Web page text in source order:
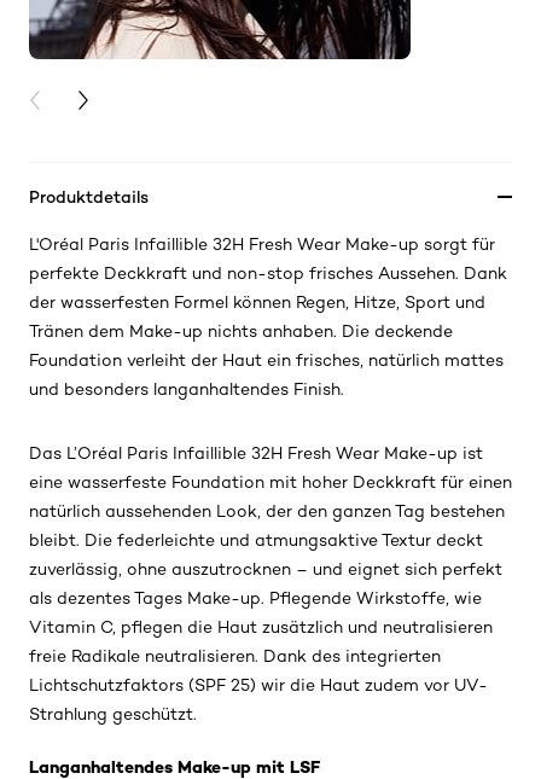
PREVIOUS CARD
NEXT CARD
Produktdetails
L'Oréal Paris Infaillible 32H Fresh Wear Make-up sorgt für
perfekte Deckkraft und non-stop frisches Aussehen. Dank
der wasserfesten Formel können Regen, Hitze, Sport und
Tränen dem Make-up nichts anhaben. Die deckende
Foundation verleiht der Haut ein frisches, natürlich mattes
und besonders langanhaltendes Finish.
Das L’Oréal Paris Infaillible 32H Fresh Wear Make-up ist
eine wasserfeste Foundation mit hoher Deckkraft für einen
natürlich aussehenden Look, der den ganzen Tag bestehen
bleibt. Die federleichte und atmungsaktive Textur deckt
zuverlässig, ohne auszutrocknen – und eignet sich perfekt
als dezentes Tages Make-up. Pflegende Wirkstoffe, wie
Vitamin C, pflegen die Haut zusätzlich und neutralisieren
freie Radikale neutralisieren. Dank des integrierten
Lichtschutzfaktors (SPF 25) wir die Haut zudem vor UV-
Strahlung geschützt.
Langanhaltendes Make-up mit LSF